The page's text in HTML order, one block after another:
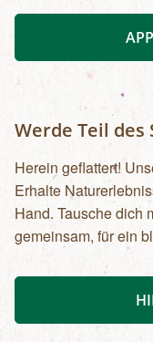
Werde Teil des
Herein geflattert!
Erhalte
Hand. Tausche dich
gemeinsam, für ein